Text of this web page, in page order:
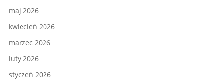
maj 2026
kwiecień 2026
marzec 2026
luty 2026
styczeń 2026